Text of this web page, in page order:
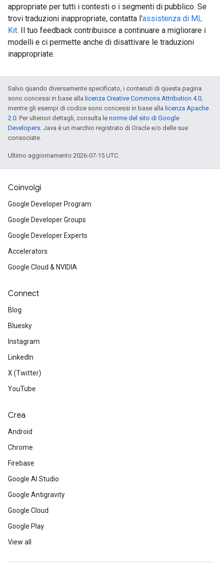
appropriate per tutti i contesti o i segmenti di pubblico. Se
trovi traduzioni inappropriate, contatta l'assistenza di ML
Kit. Il tuo feedback contribuisce a continuare a migliorare i
modelli e ci permette anche di disattivare le traduzioni
inappropriate.
Salvo quando diversamente specificato, i contenuti di questa pagina
sono concessi in base alla licenza Creative Commons Attribution 4.0
mentre gli esempi di codice sono concessi in base alla licenza Apache
2.0 . Per ulteriori dettagli, consulta le norme del sito di Google
Developers . Java è un marchio registrato di Oracle e/o delle sue
consociate.
Ultimo aggiornamento 2026-07-15 UTC.
Coinvolgi
Google Developer Program
Google Developer Groups
Google Developer Experts
Accelerators
Google Cloud & NVIDIA
Connect
Blog
Bluesky
Instagram
LinkedIn
X (Twitter)
YouTube
Crea
Android
Chrome
Firebase
Google AI Studio
Google Antigravity
Google Cloud
Google Play
View all